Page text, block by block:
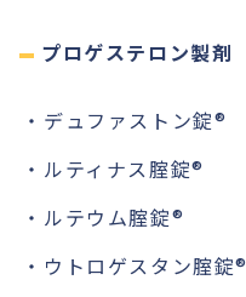
プロゲステロン製剤
デュファストン錠®︎
ルティナス腟錠®︎
ルテウム腟錠®︎
ウトロゲスタン腟錠®︎